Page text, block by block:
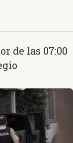
de las 07:00